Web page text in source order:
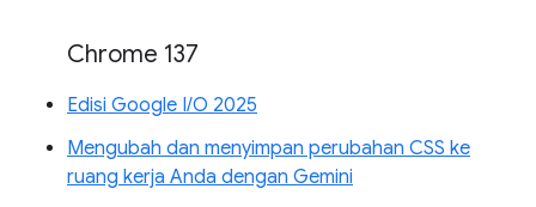
Chrome 137
Edisi Google I/O 2025
Mengubah dan menyimpan perubahan CSS ke
ruang kerja Anda dengan Gemini